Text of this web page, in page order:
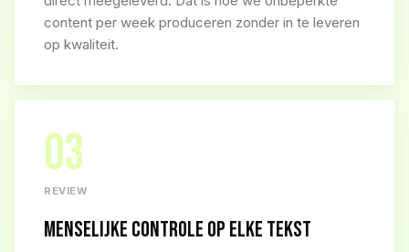
content per week produceren zonder in te leveren
op kwaliteit.
03
REVIEW
MENSELIJKE CONTROLE OP ELKE TEKST